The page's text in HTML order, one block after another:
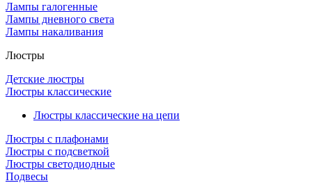
Лампы галогенные
Лампы дневного света
Лампы накаливания
Люстры
Детские люстры
Люстры классические
Люстры классические на цепи
Люстры с плафонами
Люстры с подсветкой
Люстры светодиодные
Подвесы